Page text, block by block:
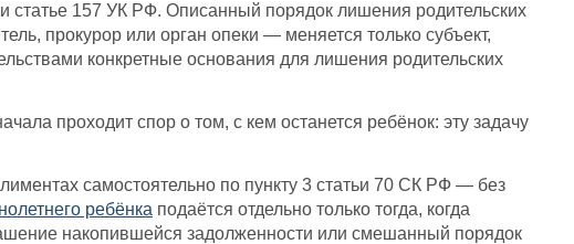
статье 157 УК РФ. Описанный порядок лишения родительских
прокурор или орган опеки — меняется только субъект,
конкретные основания для лишения родительских
проходит спор о том, с кем останется ребёнок: эту задачу
самостоятельно по пункту 3 статьи 70 СК РФ — без
ребёнка подаётся отдельно только тогда, когда
накопившейся задолженности или смешанный порядок